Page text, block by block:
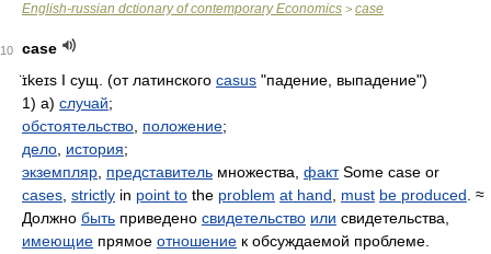
English-russian dctionary of contemporary Economics > case
10
case
̈ɪkeɪs I сущ. (от латинского casus "падение, выпадение")
1) а) случай;
обстоятельство положение;
дело история;
экземпляр представитель множества, фактSome case or
cases strictly in point to the problem at hand must be produced . ≈
Должно быть приведено свидетельство или свидетельства,
имеющие прямое отношение к обсуждаемой проблеме.